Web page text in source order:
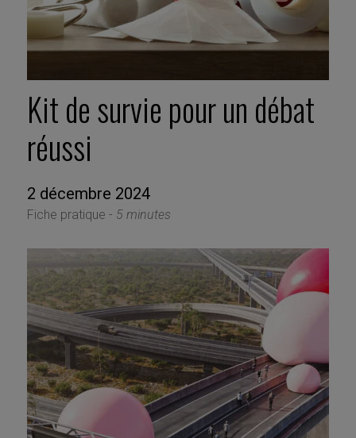
Kit de survie pour un débat
réussi
2 décembre 2024
Fiche pratique - 5 minutes